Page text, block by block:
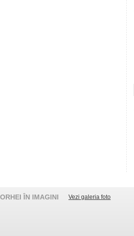
ORHEI ÎN IMAGINI Vezi galeria foto